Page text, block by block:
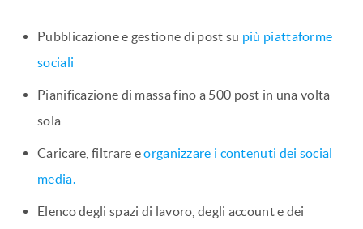
Pubblicazione e gestione di post su più piattaforme
sociali
Pianificazione di massa fino a 500 post in una volta
sola
Caricare, filtrare eorganizzare i contenuti dei social
media.
Elenco degli spazi di lavoro, degli account e dei